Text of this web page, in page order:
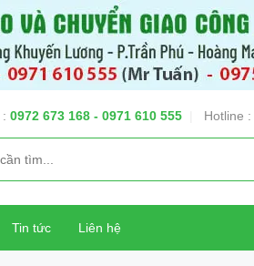
0972 673 168 - 0971 610 555| Hotline :
Tin tức Liên hệ